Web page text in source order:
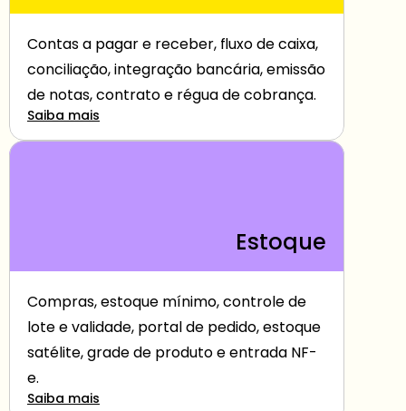
Contas a pagar e receber, fluxo de caixa,
conciliação, integração bancária, emissão
de notas, contrato e régua de cobrança.
Saiba mais
Estoque
Compras, estoque mínimo, controle de
lote e validade, portal de pedido, estoque
satélite, grade de produto e entrada NF-
e.
Saiba mais